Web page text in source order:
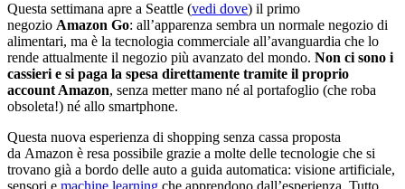
Questa settimana apre a Seattle (vedi dove) il primo
negozio Amazon Go: all’apparenza sembra un normale negozio di
alimentari, ma è la tecnologia commerciale all’avanguardia che lo
rende attualmente il negozio più avanzato del mondo. Non ci sono i
cassieri e si paga la spesa direttamente tramite il proprio
account Amazon, senza metter mano né al portafoglio (che roba
obsoleta!) né allo smartphone.
Questa nuova esperienza di shopping senza cassa proposta
da Amazon è resa possibile grazie a molte delle tecnologie che si
trovano già a bordo delle auto a guida automatica: visione artificiale,